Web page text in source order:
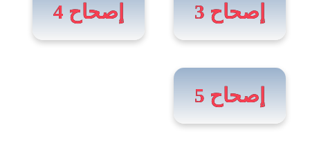
إصحاح 3 إصحاح 4
إصحاح 5